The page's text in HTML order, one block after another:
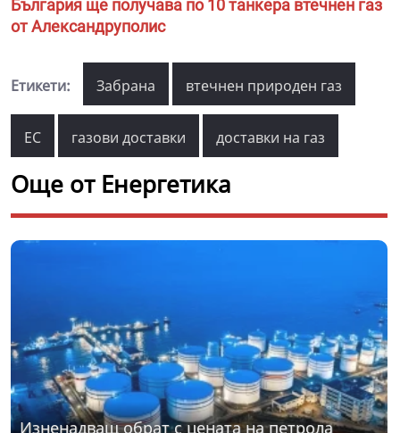
България ще получава по 10 танкера втечнен газ
от Александруполис
Етикети: Забрана втечнен природен газ
ЕС газови доставки доставки на газ
Още от Енергетика
Изненадващ обрат с цената на петрола